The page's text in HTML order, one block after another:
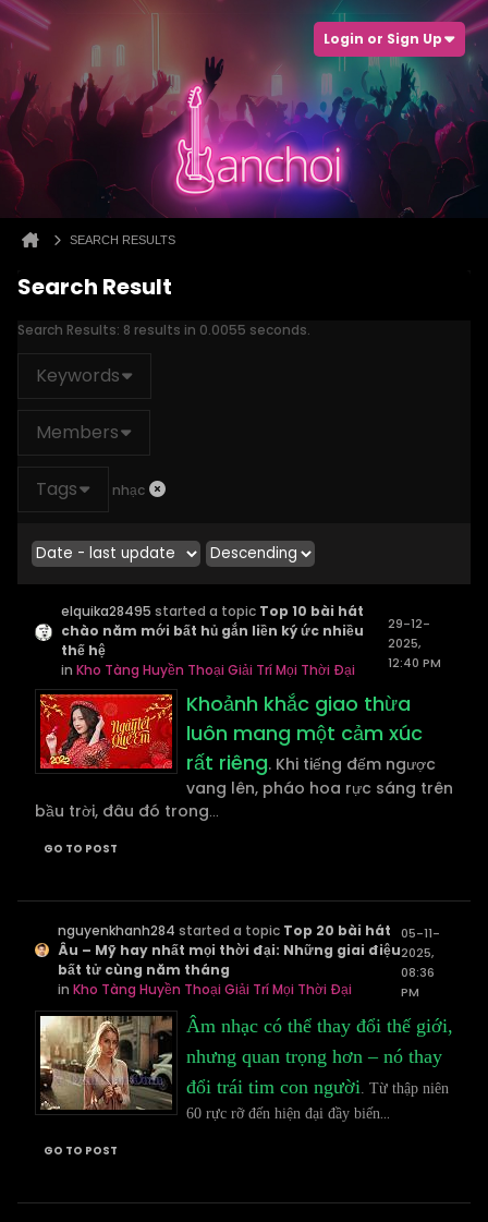
Login or Sign Up
SEARCH RESULTS
Search Result
Search Results: 8 results in 0.0055 seconds.
Keywords
Members
Tags nhạc
elquika28495 started a topic Top 10 bài hát
chào năm mới bất hủ gắn liền ký ức nhiều
thế hệ
in Kho Tàng Huyền Thoại Giải Trí Mọi Thời Đại
29-12-
2025,
12:40 PM
Khoảnh khắc giao thừa
luôn mang một cảm xúc
rất riêng. Khi tiếng đếm ngược
vang lên, pháo hoa rực sáng trên
bầu trời, đâu đó trong...
GO TO POST
nguyenkhanh284 started a topic Top 20 bài hát
Âu – Mỹ hay nhất mọi thời đại: Những giai điệu
bất tử cùng năm tháng
in Kho Tàng Huyền Thoại Giải Trí Mọi Thời Đại
05-11-
2025,
08:36
PM
Âm nhạc có thể thay đổi thế giới,
nhưng quan trọng hơn – nó thay
đổi trái tim con người. Từ thập niên
60 rực rỡ đến hiện đại đầy biến...
GO TO POST